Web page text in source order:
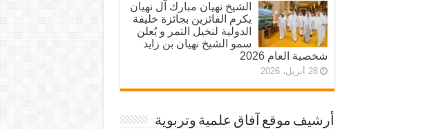
الشيخ نهيان مبارك آل نهيان
يكرم الفائزين بجائزة خليفة
الدولية لنخيل التمر و يُعلن
سمو الشيخ نهيان بن زايد
شخصية العام 2026
28 أبريل، 2026
أرشيف موقع آفاق علمية وتربوية